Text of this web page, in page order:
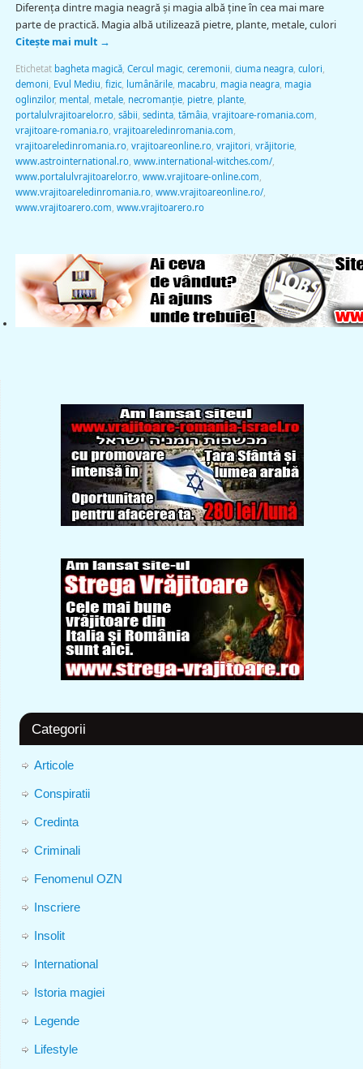
Diferenţa dintre magia neagră şi magia albă ţine în cea mai mare
parte de practică. Magia albă utilizează pietre, plante, metale, culori
Citește mai mult →
Etichetat bagheta magică, Cercul magic, ceremonii ciuma neagra, culori
demoni Evul Mediu fizic, lumânările, macabru magia neagra, magia
oglinzilor, mental metale, necromanţie, pietre, plante,
portalulvrajitoarelor.ro, săbii sedinta, tămâia, vrajitoare-romania.com
vrajitoare-romania.ro, vrajitoareledinromania.com
vrajitoareledinromania.ro, vrajitoareonline.ro, vrajitori vrăjitorie,
www.astrointernational.ro, www.international-witches.com/,
www.portalulvrajitoarelor.ro, www.vrajitoare-online.com
www.vrajitoareledinromania.ro, www.vrajitoareonline.ro/,
www.vrajitoarero.com www.vrajitoarero.ro
Categorii
Articole
Conspiratii
Credinta
Criminali
Fenomenul OZN
Inscriere
Insolit
International
Istoria magiei
Legende
Lifestyle